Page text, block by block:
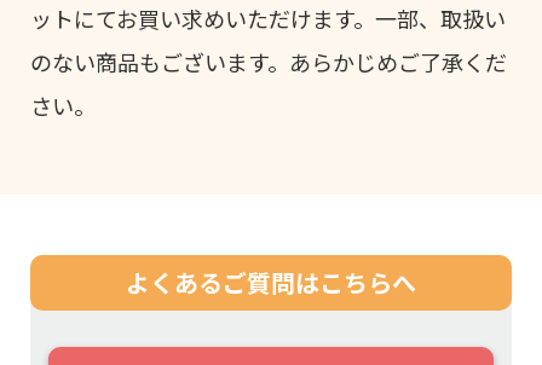
ットにてお買い求めいただけます。一部、取扱い
のない商品もございます。あらかじめご了承くだ
さい。
よくあるご質問はこちらへ